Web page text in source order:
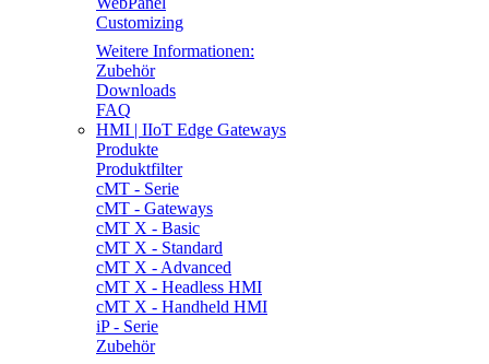
Customizing
Weitere Informationen:
Zubehör
Downloads
FAQ
HMI | IIoT Edge Gateways
Produkte
Produktfilter
cMT - Serie
cMT - Gateways
cMT X - Basic
cMT X - Standard
cMT X - Advanced
cMT X - Headless HMI
cMT X - Handheld HMI
iP - Serie
Zubehör